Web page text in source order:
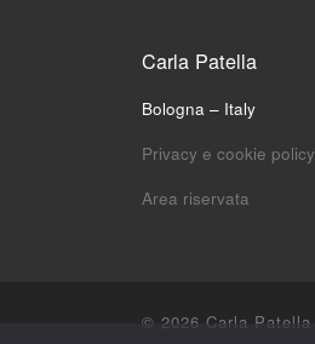
Carla Patella
Bologna – Italy
Privacy e cookie policy
Area riservata
© 2026 Carla Patella